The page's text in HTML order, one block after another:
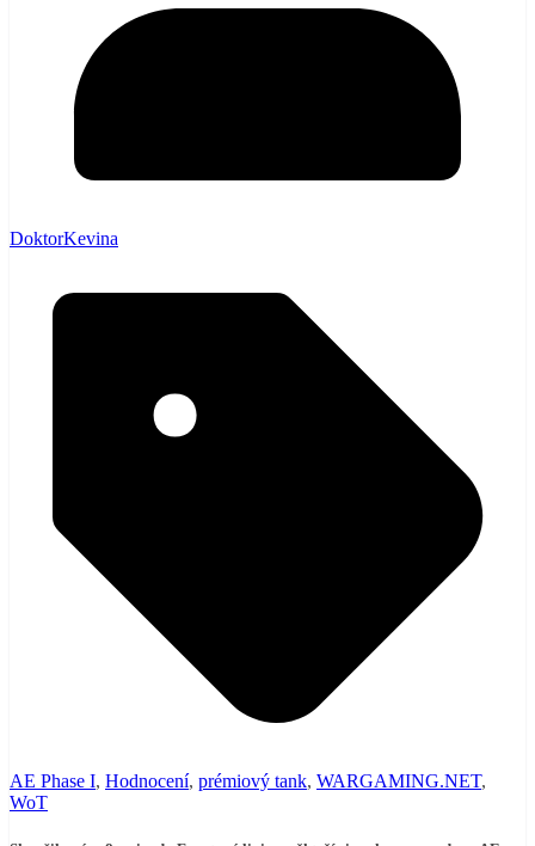
DoktorKevina
AE Phase I, Hodnocení, prémiový tank, WARGAMING.NET,
WoT